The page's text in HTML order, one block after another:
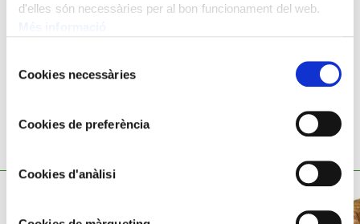
d'elles són necessàries per al bon funcionament del web.
deCookies necessàries
Cookies de preferència
Cookies d'anàlisi
Pes: 7,27 g